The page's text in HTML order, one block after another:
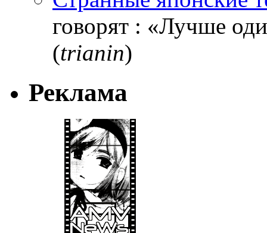
говорят : «Лучше
(trianin)
Реклама